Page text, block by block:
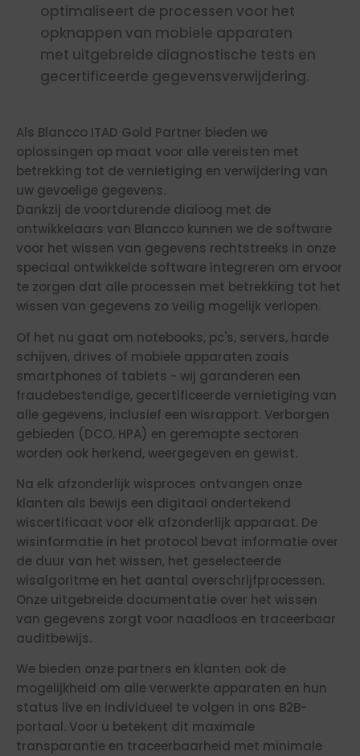
optimaliseert de processen voor het
opknappen van mobiele apparaten
met uitgebreide diagnostische tests en
gecertificeerde gegevensverwijdering.
Als Blancco ITAD Gold Partner bieden we
oplossingen op maat voor alle vereisten met
betrekking tot de vernietiging en verwijdering van
uw gevoelige gegevens.
Dankzij de voortdurende dialoog met de
ontwikkelaars van Blancco kunnen we de software
voor het wissen van gegevens rechtstreeks in onze
speciaal ontwikkelde software integreren om ervoor
te zorgen dat alle processen met betrekking tot het
wissen van gegevens zo veilig mogelijk verlopen.
Of het nu gaat om notebooks, pc's, servers, harde
schijven, drives of mobiele apparaten zoals
smartphones of tablets - wij garanderen een
fraudebestendige, gecertificeerde vernietiging van
alle gegevens, inclusief een wisrapport. Verborgen
gebieden (DCO, HPA) en geremapte sectoren
worden ook herkend, weergegeven en gewist.
Na elk afzonderlijk wisproces ontvangen onze
klanten als bewijs een digitaal ondertekend
wiscertificaat voor elk afzonderlijk apparaat. De
wisinformatie in het protocol bevat informatie over
de duur van het wissen, het geselecteerde
wisalgoritme en het aantal overschrijfprocessen.
Onze uitgebreide documentatie over het wissen
van gegevens zorgt voor naadloos en traceerbaar
auditbewijs.
We bieden onze partners en klanten ook de
mogelijkheid om alle verwerkte apparaten en hun
status live en individueel te volgen in ons B2B-
portaal. Voor u betekent dit maximale
transparantie en traceerbaarheid met minimale